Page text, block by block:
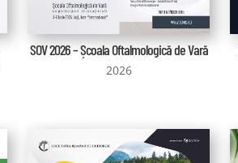
SOV 2026 – Școala Oftalmologică de Vară
2026